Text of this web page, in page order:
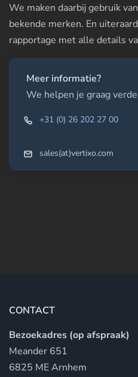
We maken daarbij gebruik
bekende merken. En
rapportage met alle details
Meer informatie?
We helpen je graag
+31 (0) 26 202 27 00
sales(at)vertixo.com
CONTACT
Bezoekadres (op afspraak)
Meander 651
6825 ME Arnhem